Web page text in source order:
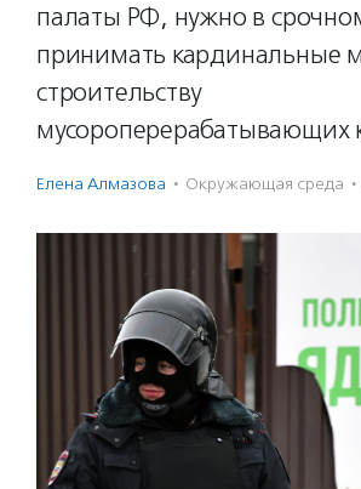
палаты РФ, нужно в
принимать кардинальные
строительству
мусороперерабатывающих
Елена Алмазова · Окружающая среда ·